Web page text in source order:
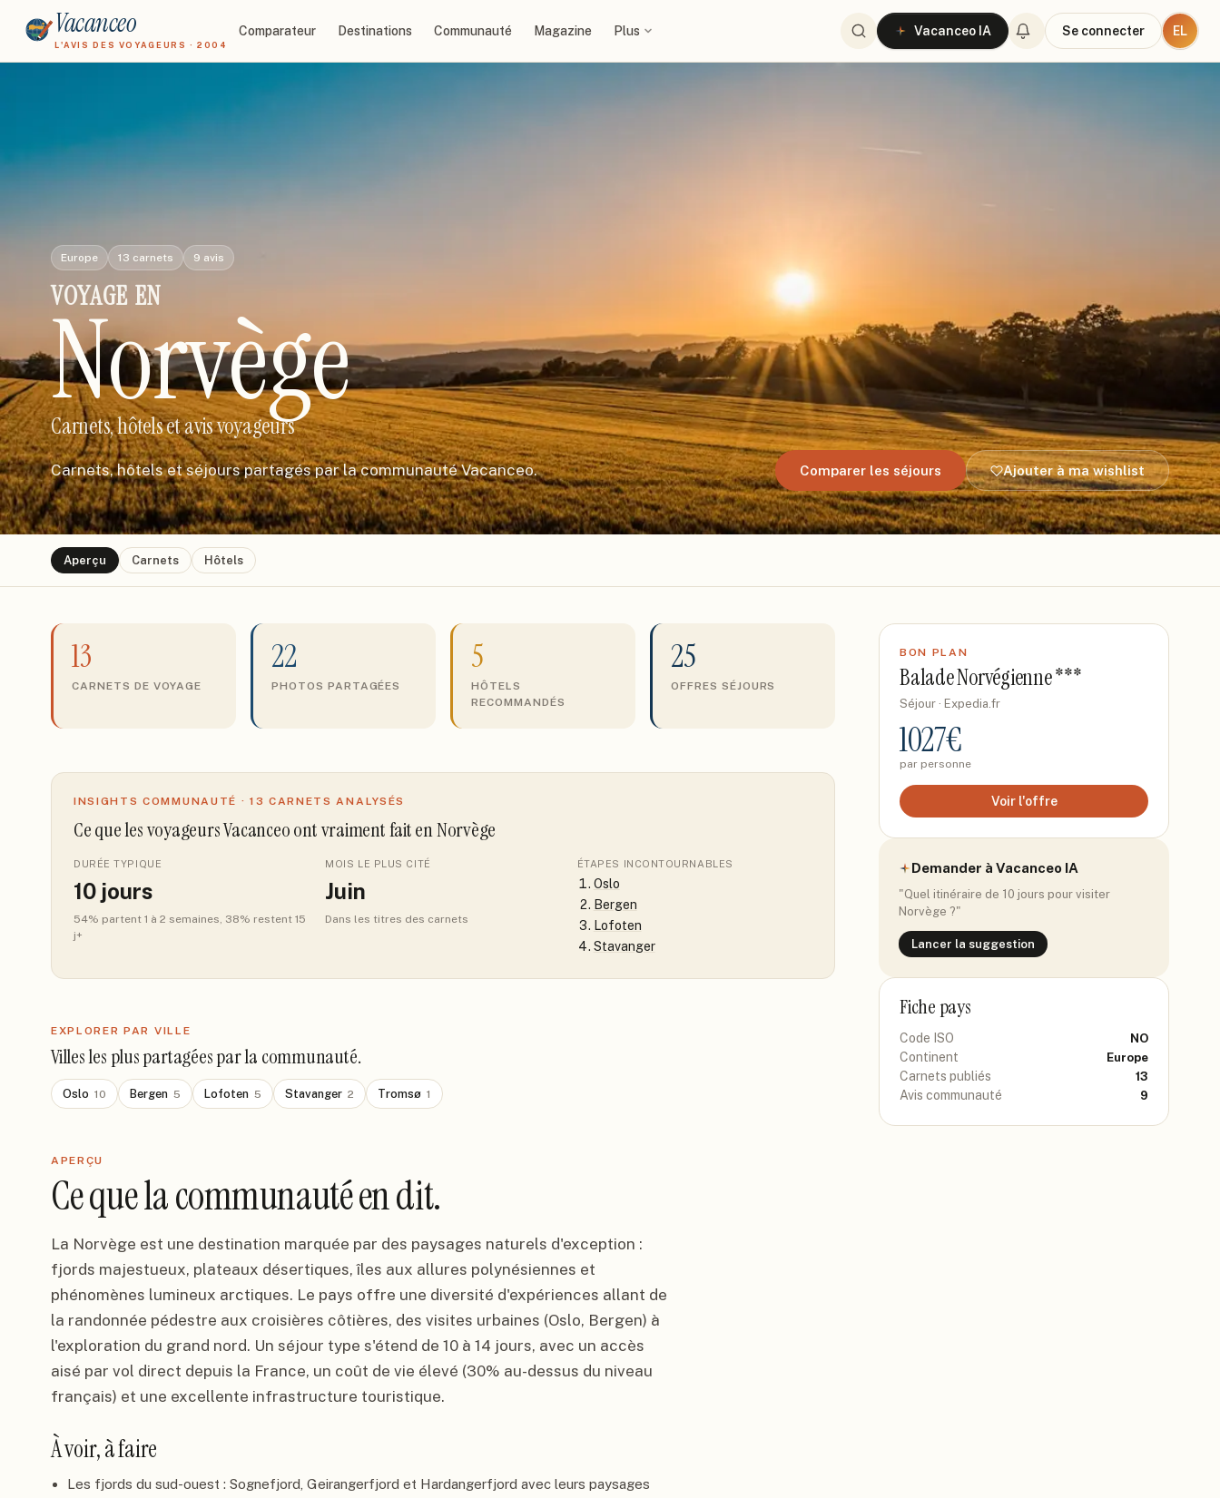
Vacanceo
L'AVIS DES VOYAGEURS · 2004
Comparateur Destinations Communauté Magazine Plus Vacanceo IA Se connecter EL
Europe 13 carnets 9 avis
VOYAGE EN
Norvège
Carnets, hôtels et avis voyageurs
Carnets, hôtels et séjours partagés par la communauté Vacanceo. Comparer les séjours Ajouter à ma wishlist
Aperçu Carnets Hôtels
13
CARNETS DE VOYAGE
22
PHOTOS PARTAGÉES
5
HÔTELS
RECOMMANDÉS
25
OFFRES SÉJOURS
INSIGHTS COMMUNAUTÉ · 13 CARNETS ANALYSÉS
Ce que les voyageurs Vacanceo ont vraiment faiten Norvège
DURÉE TYPIQUE
10 jours
54% partent 1 à 2 semaines, 38% restent 15
j+
MOIS LE PLUS CITÉ
Juin
Dans les titres des carnets
ÉTAPES INCONTOURNABLES
Oslo
Bergen
Lofoten
Stavanger
EXPLORER PAR VILLE
Villes les plus partagées par la communauté.
Oslo 10 Bergen 5 Lofoten 5 Stavanger 2 Tromsø 1
APERÇU
Ce que la communauté en dit.
La Norvège est une destination marquée par des paysages naturels d'exception :
fjords majestueux, plateaux désertiques, îles aux allures polynésiennes et
phénomènes lumineux arctiques. Le pays offre une diversité d'expériences allant de
la randonnée pédestre aux croisières côtières, des visites urbaines (Oslo, Bergen) à
l'exploration du grand nord. Un séjour type s'étend de 10 à 14 jours, avec un accès
aisé par vol direct depuis la France, un coût de vie élevé (30% au-dessus du niveau
français) et une excellente infrastructure touristique.
À voir, à faire
Les fjords du sud-ouest : Sognefjord, Geirangerfjord et Hardangerfjord avec leurs paysages
BON PLAN
Balade Norvégienne ***
Séjour · Expedia.fr
1027€
par personne
Voir l'offre
Demander à Vacanceo IA
"Quel itinéraire de 10 jours pour visiter
Norvège ?"
Lancer la suggestion
Fiche pays
Code ISO NO
Continent Europe
Carnets publiés 13
Avis communauté 9